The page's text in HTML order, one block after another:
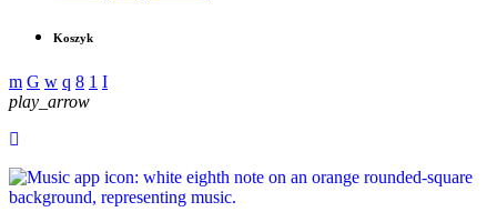
Koszyk
play_arrow